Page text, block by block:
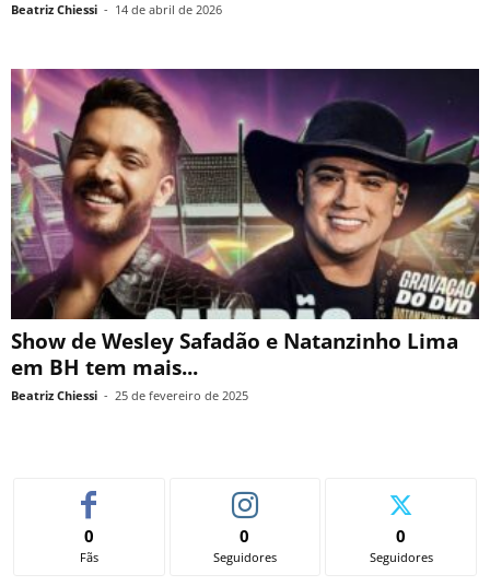
Beatriz Chiessi - 14 de abril de 2026
Show de Wesley Safadão e Natanzinho Lima
em BH tem mais...
Beatriz Chiessi - 25 de fevereiro de 2025
0
Fãs
0
Seguidores
0
Seguidores